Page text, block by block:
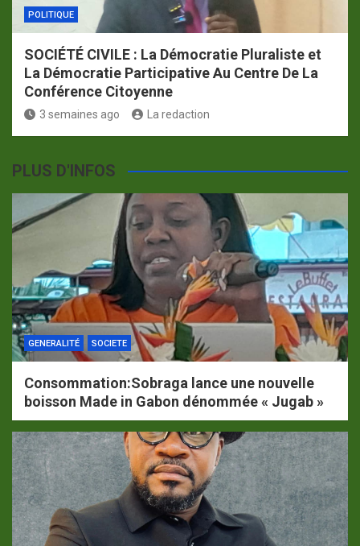
POLITIQUE
SOCIÉTÉ CIVILE : La Démocratie Pluraliste et
La Démocratie Participative Au Centre De La
Conférence Citoyenne
3 semaines ago La redaction
PLUS D'INFOS
GENERALITÉ SOCIETE
Consommation:Sobraga lance une nouvelle
boisson Made in Gabon dénommée « Jugab »